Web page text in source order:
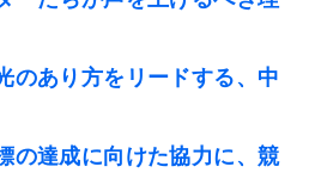
のあり方をリードする、中
の達成に向けた協力に、競